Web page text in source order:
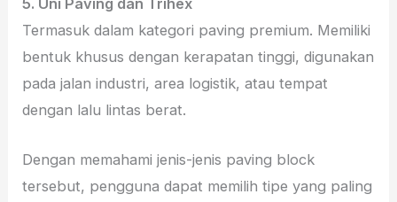
Termasuk dalam kategori paving premium. Memiliki
bentuk khusus dengan kerapatan tinggi, digunakan
pada jalan industri, area logistik, atau tempat
dengan lalu lintas berat.
Dengan memahami jenis-jenis paving block
tersebut, pengguna dapat memilih tipe yang paling